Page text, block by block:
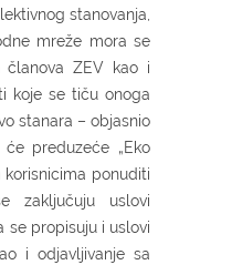
stanovanja,
mreže mora se
članova ZEV kao i
koje se tiču onoga
stanara – objasnio
preduzeće „Eko
korisnicima ponuditi
zaključuju uslovi
se propisuju i uslovi
i odjavljivanje sa